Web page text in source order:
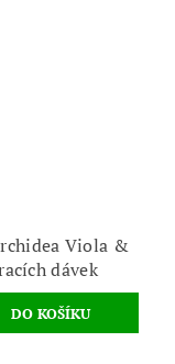
Viola &
dávek